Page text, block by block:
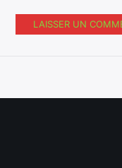
LAISSER UN